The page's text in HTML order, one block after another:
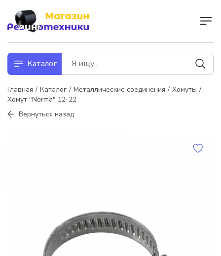
Каталог
Главная Каталог Металлические соединения
Хомуты
Хомут "Norma" 12-22
Вернуться назад